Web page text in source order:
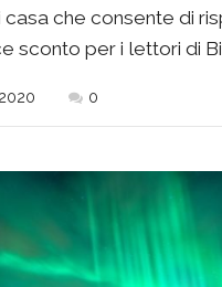
che consente di
sconto per i lettori di
0